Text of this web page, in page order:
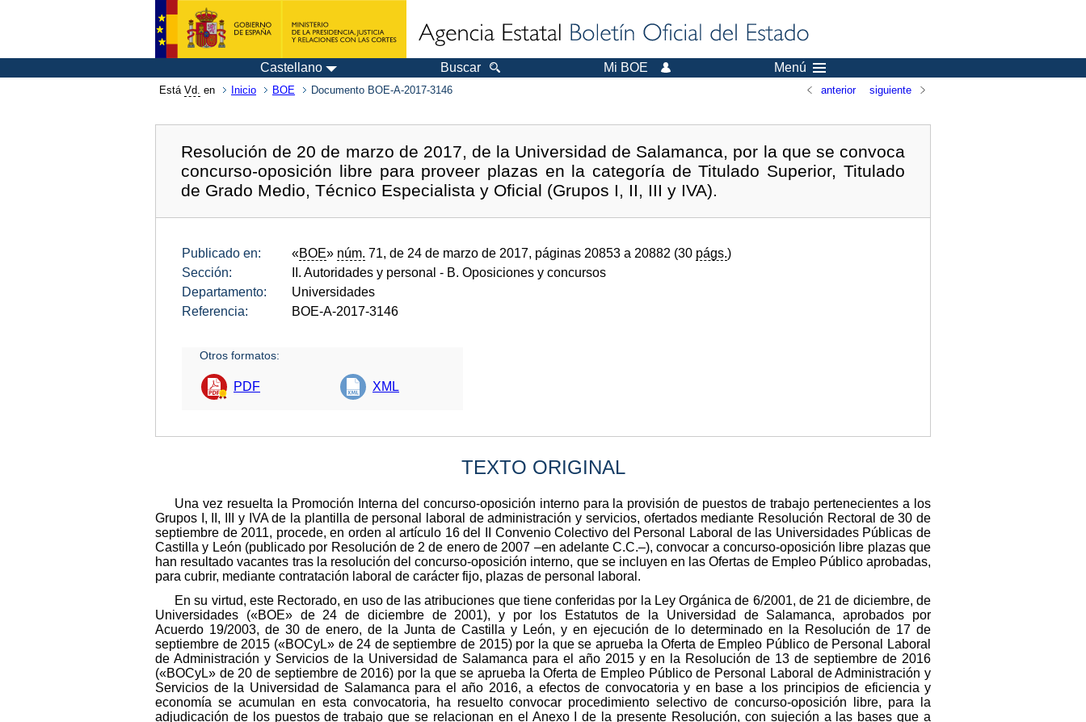
Castellano Buscar Mi BOE Menú
Está Vd. en Inicio BOE Documento BOE-A-2017-3146 anterior siguiente
Resolución de 20 de marzo de 2017, de la Universidad de Salamanca, por la que se convoca
concurso-oposición libre para proveer plazas en la categoría de Titulado Superior, Titulado
de Grado Medio, Técnico Especialista y Oficial (Grupos I, II, III y IVA).
Publicado en: «BOE» núm. 71, de 24 de marzo de 2017, páginas 20853 a 20882 (30 págs.)
Sección:
II. Autoridades y personal - B. Oposiciones y concursos
Departamento:
Universidades
Referencia:
BOE-A-2017-3146
Otros formatos:
PDF XML
TEXTO ORIGINAL
Una vez resuelta la Promoción Interna del concurso-oposición interno para la provisión de puestos de trabajo pertenecientes a los
Grupos I, II, III y IVA de la plantilla de personal laboral de administración y servicios, ofertados mediante Resolución Rectoral de 30 de
septiembre de 2011, procede, en orden al artículo 16 del II Convenio Colectivo del Personal Laboral de las Universidades Públicas de
Castilla y León (publicado por Resolución de 2 de enero de 2007 –en adelante C.C.–), convocar a concurso-oposición libre plazas que
han resultado vacantes tras la resolución del concurso-oposición interno, que se incluyen en las Ofertas de Empleo Público aprobadas,
para cubrir, mediante contratación laboral de carácter fijo, plazas de personal laboral.
En su virtud, este Rectorado, en uso de las atribuciones que tiene conferidas por la Ley Orgánica de 6/2001, de 21 de diciembre, de
Universidades («BOE» de 24 de diciembre de 2001), y por los Estatutos de la Universidad de Salamanca, aprobados por
Acuerdo 19/2003, de 30 de enero, de la Junta de Castilla y León, y en ejecución de lo determinado en la Resolución de 17 de
septiembre de 2015 («BOCyL» de 24 de septiembre de 2015) por la que se aprueba la Oferta de Empleo Público de Personal Laboral
de Administración y Servicios de la Universidad de Salamanca para el año 2015 y en la Resolución de 13 de septiembre de 2016
(«BOCyL» de 20 de septiembre de 2016) por la que se aprueba la Oferta de Empleo Público de Personal Laboral de Administración y
Servicios de la Universidad de Salamanca para el año 2016, a efectos de convocatoria y en base a los principios de eficiencia y
economía se acumulan en esta convocatoria, ha resuelto convocar procedimiento selectivo de concurso-oposición libre, para la
adjudicación de los puestos de trabajo que se relacionan en el Anexo I de la presente Resolución, con sujeción a las bases que a